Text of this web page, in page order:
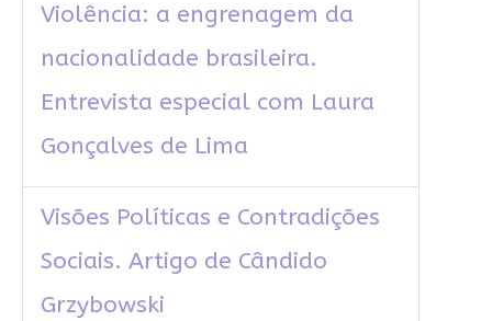
Violência: a engrenagem da
nacionalidade brasileira.
Entrevista especial com Laura
Gonçalves de Lima
Visões Políticas e Contradições
Sociais. Artigo de Cândido
Grzybowski